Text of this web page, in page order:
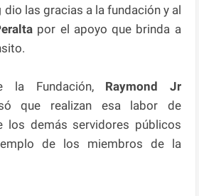
dio las gracias a la fundación y al
por el apoyo que brinda a
la Fundación,Raymond Jr
que realizan esa labor de
los demás servidores públicos
de los miembros de la